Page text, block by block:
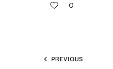
0
PREVIOUS